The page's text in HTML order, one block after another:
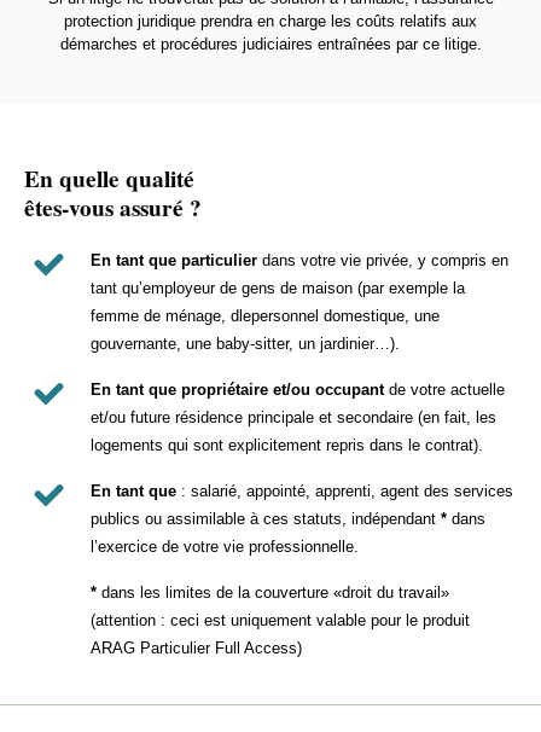
protection juridique prendra en charge les coûts relatifs aux
démarches et procédures judiciaires entraînées par ce litige.
En quelle qualité
êtes-vous assuré ?
En tant que particulier dans votre vie privée, y compris en
tant qu’employeur de gens de maison (par exemple la
femme de ménage, dlepersonnel domestique, une
gouvernante, une baby-sitter, un jardinier…).
En tant que propriétaire et/ou occupant de votre actuelle
et/ou future résidence principale et secondaire (en fait, les
logements qui sont explicitement repris dans le contrat).
En tant que : salarié, appointé, apprenti, agent des services
publics ou assimilable à ces statuts, indépendant * dans
l’exercice de votre vie professionnelle.
* dans les limites de la couverture «droit du travail»
(attention : ceci est uniquement valable pour le produit
ARAG Particulier Full Access)